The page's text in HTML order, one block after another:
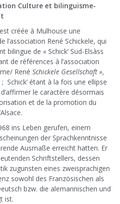
Culture et bilinguisme-
créée à Mulhouse une
l’association René Schickele, qui
de « Schick‘ Süd-Elsàss
de références à l’association
René Schickele Gesellschaft »,
Schick’ étant à la fois une ellipse
le caractère désormais
et de la promotion du
ins Leben gerufen, einem
der Sprachkenntnisse
Ausmaße erreicht hatten. Er
Schriftstellers, dessen
zugunsten eines zweisprachigen
sowohl des Französischen als
bzw. die alemannischen und
ist.